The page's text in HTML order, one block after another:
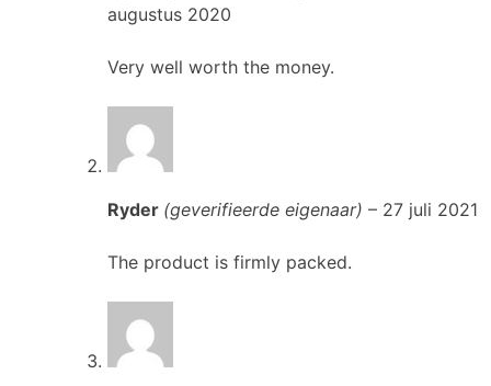
augustus 2020
Very well worth the money.
Ryder (geverifieerde eigenaar) – 27 juli 2021
The product is firmly packed.